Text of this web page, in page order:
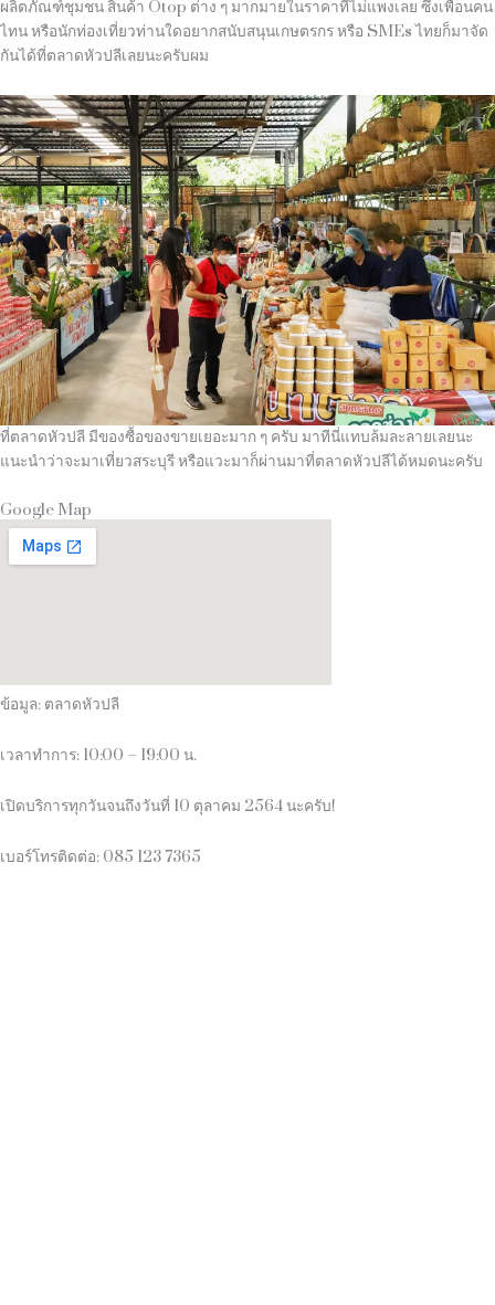
ผลิตภัณฑ์ชุมชน สินค้า Otop ต่าง ๆ มากมายในราคาที่ไม่แพงเลย ซึ่งเพื่อนคน
ไทน หรือนักท่องเที่ยวท่านใดอยากสนับสนุนเกษตรกร หรือ SMEsไทยก็มาจัด
กันได้ที่ตลาดหัวปลีเลยนะครับผม
ที่ตลาดหัวปลี มีของซื้อของขายเยอะมาก ๆ ครับ มาทีนี่แทบล้มละลายเลยนะ
แนะนำว่าจะมาเที่ยวสระบุรี หรือแวะมาก็ผ่านมาที่ตลาดหัวปลีได้หมดนะครับ
Google Map
ข้อมูล: ตลาดหัวปลี
เวลาทำการ: 10:00 – 19:00 น.
เปิดบริการทุกวันจนถึงวันที่ 10 ตุลาคม 2564นะครับ!
เบอร์โทรติดต่อ: 085 123 7365